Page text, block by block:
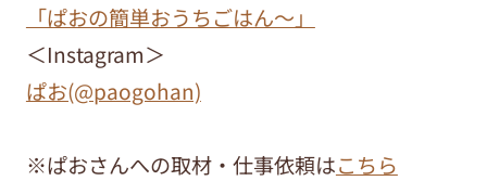
「ぱおの簡単おうちごはん～」
＜Instagram＞
ぱお(@paogohan)
※ぱおさんへの取材・仕事依頼はこちら